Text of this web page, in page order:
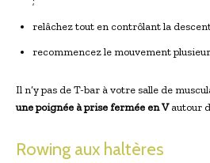
relâchez tout en contrôlant la
recommencez le mouvement
Il n’y pas de T-bar à votre salle de
une poignée à prise fermée en Vautour
Rowing aux haltères